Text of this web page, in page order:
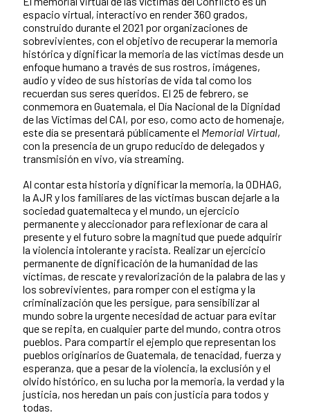
espacio virtual, interactivo en render 360 grados,
construido durante el 2021 por organizaciones de
sobrevivientes, con el objetivo de recuperar la memoria
histórica y dignificar la memoria de las víctimas desde un
enfoque humano a través de sus rostros, imágenes,
audio y video de sus historias de vida tal como los
recuerdan sus seres queridos. El 25 de febrero, se
conmemora en Guatemala, el Día Nacional de la Dignidad
de las Víctimas del CAI, por eso, como acto de homenaje,
este día se presentará públicamente el Memorial Virtual,
con la presencia de un grupo reducido de delegados y
transmisión en vivo, vía streaming.
Al contar esta historia y dignificar la memoria, la ODHAG,
la AJR y los familiares de las víctimas buscan dejarle a la
sociedad guatemalteca y el mundo, un ejercicio
permanente y aleccionador para reflexionar de cara al
presente y el futuro sobre la magnitud que puede adquirir
la violencia intolerante y racista. Realizar un ejercicio
permanente de dignificación de la humanidad de las
víctimas, de rescate y revalorización de la palabra de las y
los sobrevivientes, para romper con el estigma y la
criminalización que les persigue, para sensibilizar al
mundo sobre la urgente necesidad de actuar para evitar
que se repita, en cualquier parte del mundo, contra otros
pueblos. Para compartir el ejemplo que representan los
pueblos originarios de Guatemala, de tenacidad, fuerza y
esperanza, que a pesar de la violencia, la exclusión y el
olvido histórico, en su lucha por la memoria, la verdad y la
justicia, nos heredan un país con justicia para todos y
todas.